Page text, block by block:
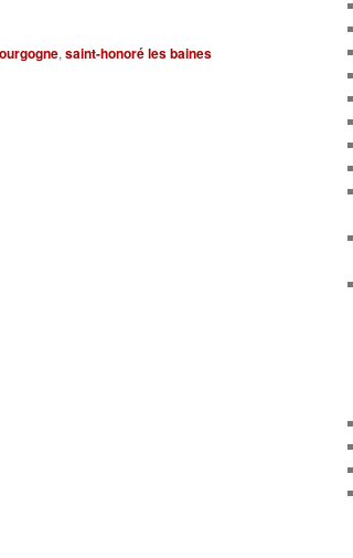
, saint-honoré les baines